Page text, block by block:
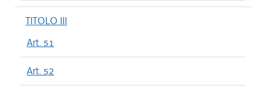
TITOLO III
Art. 51
Art. 52